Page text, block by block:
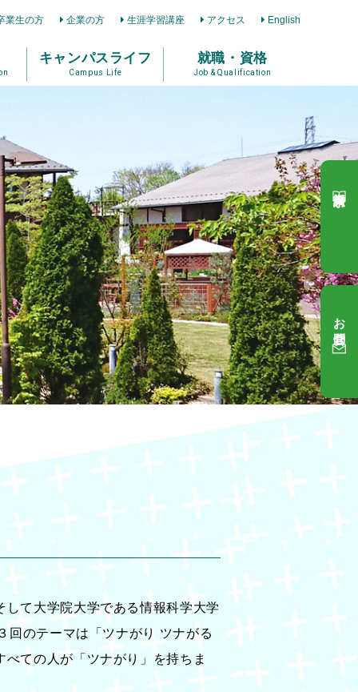
業生の方 企業の方 生涯学習講座 アクセス English
キャンパスライフ
Campus Life
就職・資格
Job & Qualification
て大学院大学である情報科学大学
回のテーマは「ツナがり ツナがる
ての人が「ツナがり」を持ちま
お問合せ